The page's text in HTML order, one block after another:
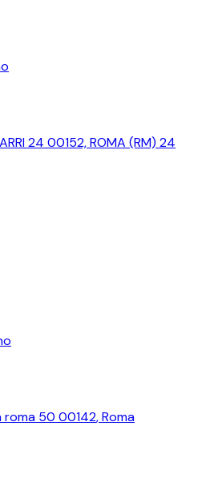
24 00152, ROMA (RM) 24
roma 50 00142,Roma